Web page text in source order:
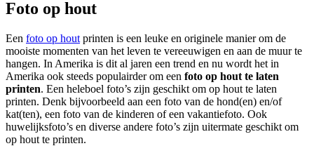
Foto op hout
Een foto op hout printen is een leuke en originele manier om de
mooiste momenten van het leven te vereeuwigen en aan de muur te
hangen. In Amerika is dit al jaren een trend en nu wordt het in
Amerika ook steeds populairder om een foto op hout te laten
printen. Een heleboel foto’s zijn geschikt om op hout te laten
printen. Denk bijvoorbeeld aan een foto van de hond(en) en/of
kat(ten), een foto van de kinderen of een vakantiefoto. Ook
huwelijksfoto’s en diverse andere foto’s zijn uitermate geschikt om
op hout te printen.